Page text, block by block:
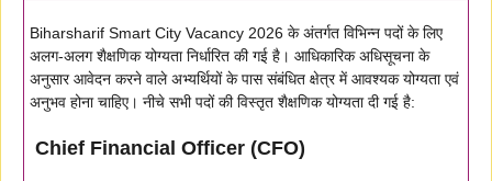
Biharsharif Smart City Vacancy 2026 के अंतर्गत विभिन्न पदों के लिए
अलग-अलग शैक्षणिक योग्यता निर्धारित की गई है। आधिकारिक अधिसूचना के
अनुसार आवेदन करने वाले अभ्यर्थियों के पास संबंधित क्षेत्र में आवश्यक योग्यता एवं
अनुभव होना चाहिए। नीचे सभी पदों की विस्तृत शैक्षणिक योग्यता दी गई है:
Chief Financial Officer (CFO)